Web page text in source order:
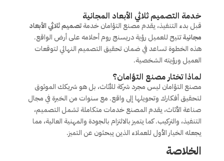
خدمة التصميم ثلاثي الأبعاد المجانية
قبل بدء التنفيذ، يقدم مصنع التؤامان خدمةتصميم ثلاثي الأبعاد
مجانيةتتيح للعميل رؤية دريسنج روم أحلامه على أرض الواقع.
هذه الخطوة تساعد في ضمان تحقيق التصميم النهائي لتوقعات
العميل ورؤيته الشخصية.
لماذا تختار مصنع التؤامان؟
مصنع التؤامان ليس مجرد شركة للأثاث، بل هو شريكك الموثوق
لتحقيق أفكارك وتحويلها إلى واقع. مع سنوات من الخبرة في مجال
صناعة الأثاث، يقدم المصنع خدمات متكاملة تشمل التصميم،
التنفيذ، والتركيب. كما يتميز بالالتزام بالجودة والمهنية العالية، مما
يجعله الخيار الأول للعملاء الذين يبحثون عن التميز.
الخلاصة